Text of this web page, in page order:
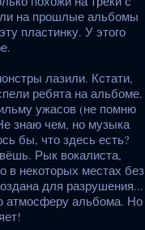
на прошлые альбомы
пластинку. У этого
лазили. Кстати,
ребята на альбоме.
ужасов (не помню
знаю чем, но музыка
бы, что здесь есть?
Рык вокалиста,
в некоторых местах без
для разрушения...
атмосферу альбома. Но